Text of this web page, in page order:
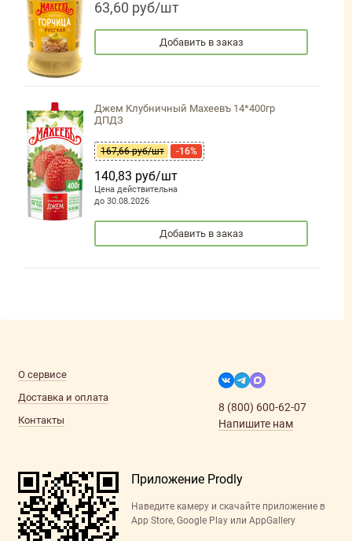
63,60 руб/шт
Добавить в заказ
Джем Клубничный Махеевъ 14*400гр
ДПДЗ
167,66 руб/шт -16%
140,83 руб/шт
Цена действительна
до 30.08.2026
Добавить в заказ
О сервисе
Доставка и оплата
Контакты
8 (800) 600-62-07
Напишите нам
Приложение Prodly
Наведите камеру и скачайте приложение в
App Store, Google Play или AppGallery